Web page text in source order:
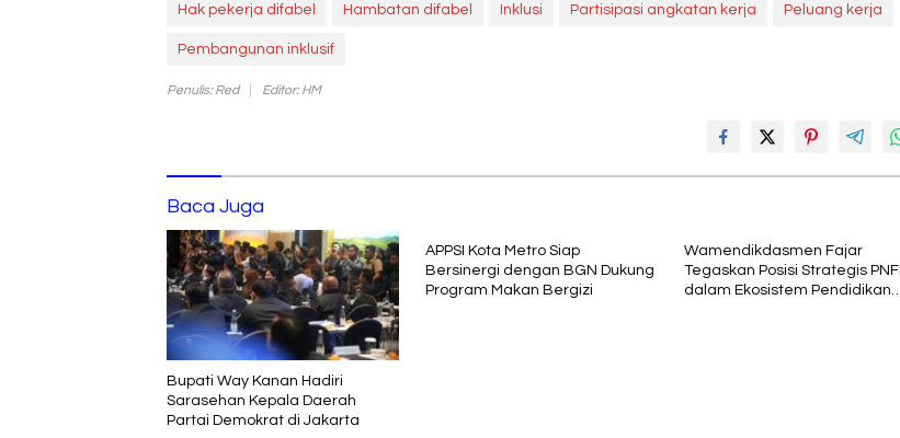
Hak pekerja difabel Hambatan difabel Inklusi Partisipasi angkatan kerja Peluang kerja
Pembangunan inklusif
Penulis: Red Editor: HM
Baca Juga
Bupati Way Kanan Hadiri
Sarasehan Kepala Daerah
Partai Demokrat di Jakarta
APPSI Kota Metro Siap
Bersinergi dengan BGN Dukung
Program Makan Bergizi
Wamendikdasmen Fajar
Tegaskan Posisi Strategis PNFI
dalam Ekosistem Pendidikan